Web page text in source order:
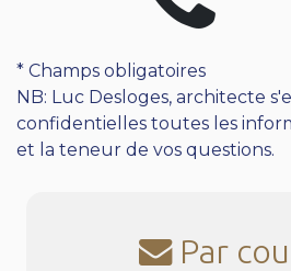
* Champs obligatoires
NB: Luc Desloges, architecte
confidentielles toutes les
et la teneur de vos questions.
Par